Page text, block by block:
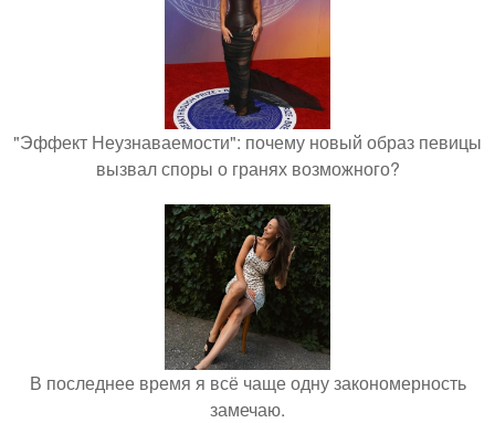
"Эффект Неузнаваемости": почему новый образ певицы
вызвал споры о гранях возможного?
В последнее время я всё чаще одну закономерность
замечаю.